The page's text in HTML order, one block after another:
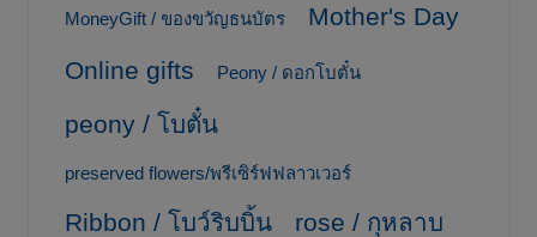
MoneyGift / ของขวัญธนบัตร
Mother's Day
Online gifts
Peony / ดอกโบตั๋น
peony / โบตั๋น
preserved flowers/พรีเซิร์ฟฟลาวเวอร์
Ribbon / โบว์ริบบิ้น rose / กุหลาบ